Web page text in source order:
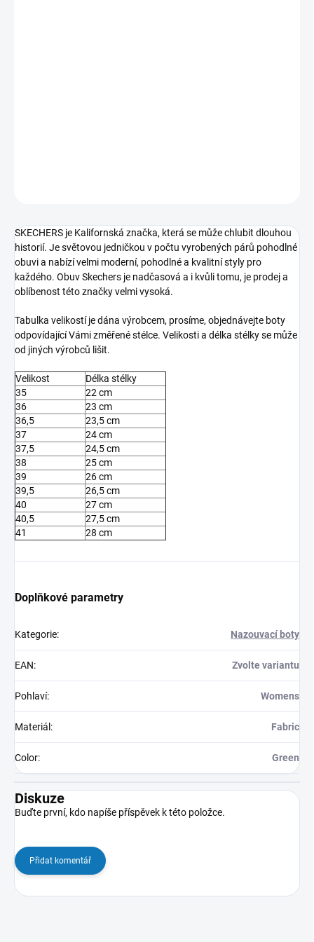
SKECHERS je Kalifornská značka, která se může chlubit dlouhou
historií. Je světovou jedničkou v počtu vyrobených párů pohodlné
obuvi a nabízí velmi moderní, pohodlné a kvalitní styly pro
každého. Obuv Skechers je nadčasová a i kvůli tomu, je prodej a
oblíbenost této značky velmi vysoká.
Tabulka velikostí je dána výrobcem, prosíme, objednávejte boty
odpovídající Vámi změřené stélce. Velikosti a délka stélky se může
od jiných výrobců lišit.
Velikost
Délka stélky
35
22 cm
36
23 cm
36,5
23,5 cm
37
24 cm
37,5
24,5 cm
38
25 cm
39
26 cm
39,5
26,5 cm
40
27 cm
40,5
27,5 cm
41
28 cm
Doplňkové parametry
Kategorie: Nazouvací boty
EAN: Zvolte variantu
Pohlaví: Womens
Materiál : Fabric
Color: Green
Diskuze
Buďte první, kdo napíše příspěvek k této položce.
Přidat komentář